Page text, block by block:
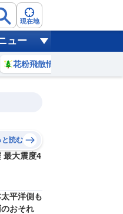
現在地
ュー
花粉飛散情報
0ミリ 0
と読む
最大震度4
平洋側も
おそれ